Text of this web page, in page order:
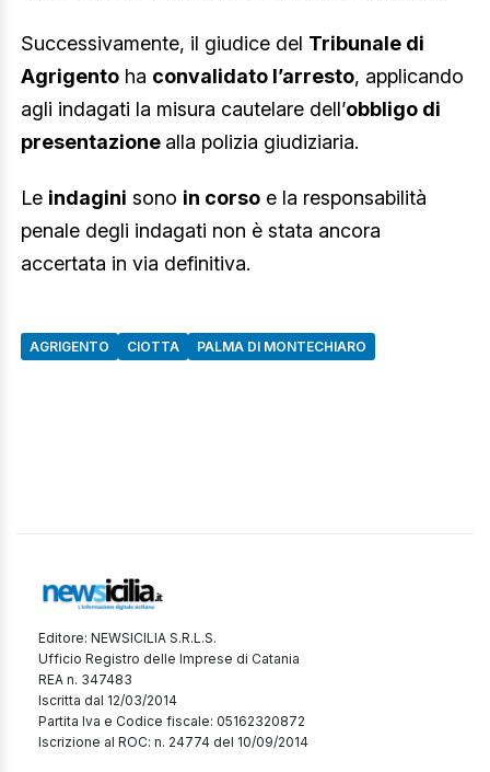
Successivamente, il giudice del Tribunale di
Agrigento ha convalidato l’arresto, applicando
agli indagati la misura cautelare dell’obbligo di
presentazione alla polizia giudiziaria.
Le indagini sono in corso e la responsabilità
penale degli indagati non è stata ancora
accertata in via definitiva.
AGRIGENTO CIOTTA PALMA DI MONTECHIARO
Editore: NEWSICILIA S.R.L.S.
Ufficio Registro delle Imprese di Catania
REA n. 347483
Iscritta dal 12/03/2014
Partita Iva e Codice fiscale: 05162320872
Iscrizione al ROC: n. 24774 del 10/09/2014